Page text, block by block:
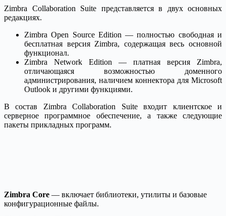
Zimbra Collaboration Suite представляется в двух основных
редакциях.
Zimbra Open Source Edition — полностью свободная и
бесплатная версия Zimbra, содержащая весь основной
функционал.
Zimbra Network Edition — платная версия Zimbra,
отличающаяся возможностью доменного
администрирования, наличием коннектора для Microsoft
Outlook и другими функциями.
В состав Zimbra Collaboration Suite входит клиентское и
серверное программное обеспечение, а также следующие
пакеты прикладных программ.
Zimbra Core — включает библиотеки, утилиты и базовые
конфигурационные файлы.